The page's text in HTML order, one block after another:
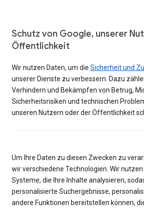
Schutz von Google, unserer
Öffentlichkeit
Wir nutzen Daten, um die Sicherheit und
unserer Dienste zu verbessern. Dazu
Verhindern und Bekämpfen von Betrug,
Sicherheitsrisiken und technischen
unseren Nutzern oder der Öffentlichkeit
Um Ihre Daten zu diesen Zwecken zu
wir verschiedene Technologien. Wir
Systeme, die Ihre Inhalte analysieren,
personalisierte Suchergebnisse,
andere Funktionen bereitstellen können,